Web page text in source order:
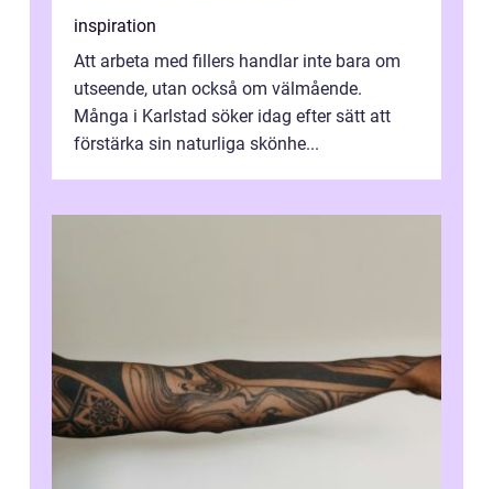
inspiration
Att arbeta med fillers handlar inte bara om
utseende, utan också om välmående.
Många i Karlstad söker idag efter sätt att
förstärka sin naturliga skönhe...